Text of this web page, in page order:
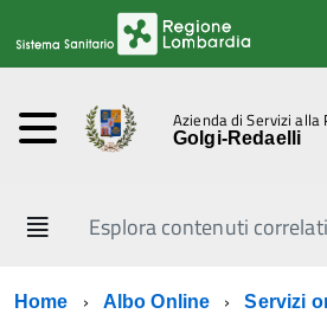
Azienda di Servizi alla
Golgi-Redaelli
Esplora contenuti correlati
Home Albo Online Servizi